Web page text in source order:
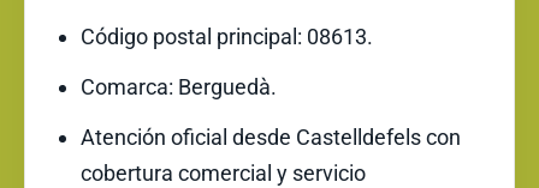
Código postal principal: 08613.
Comarca: Berguedà.
Atención oficial desde Castelldefels con
cobertura comercial y servicio